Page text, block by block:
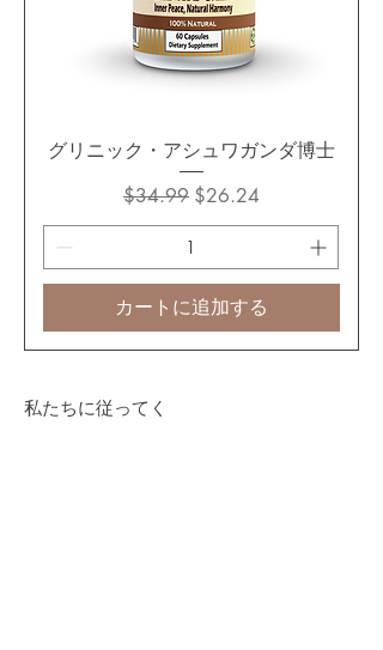
グリニック・アシュワガンダ博士
通常価格
$34.99 セール価格
$26.24
カートに追加する
私たちに従ってく